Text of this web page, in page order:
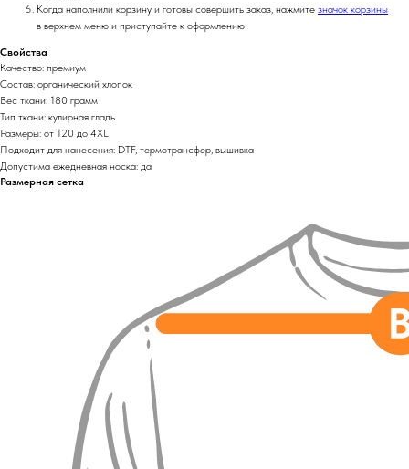
Когда наполнили корзину и готовы совершить заказ, нажмите значок корзины
в верхнем меню и приступайте к оформлению
Свойства
Качество: премиум
Состав: органический хлопок
Вес ткани: 180 грамм
Тип ткани: кулирная гладь
Размеры: от 120 до 4XL
Подходит для нанесения: DTF, термотрансфер, вышивка
Допустима ежедневная носка: да
Размерная сетка